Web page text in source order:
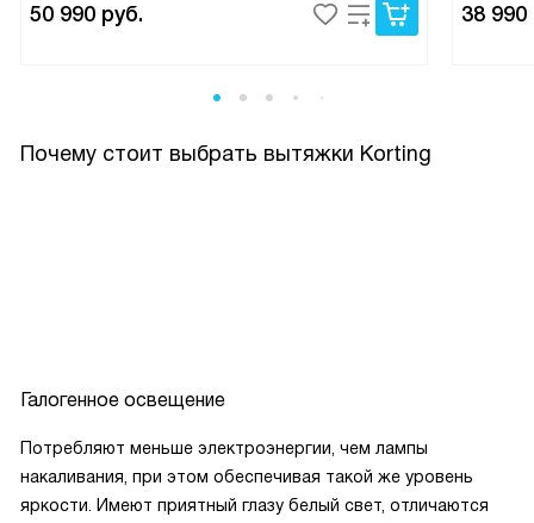
50 990 руб. 38 990
Почему стоит выбрать вытяжки Korting
Галогенное освещение
Потребляют меньше электроэнергии, чем лампы
накаливания, при этом обеспечивая такой же уровень
яркости. Имеют приятный глазу белый свет, отличаются